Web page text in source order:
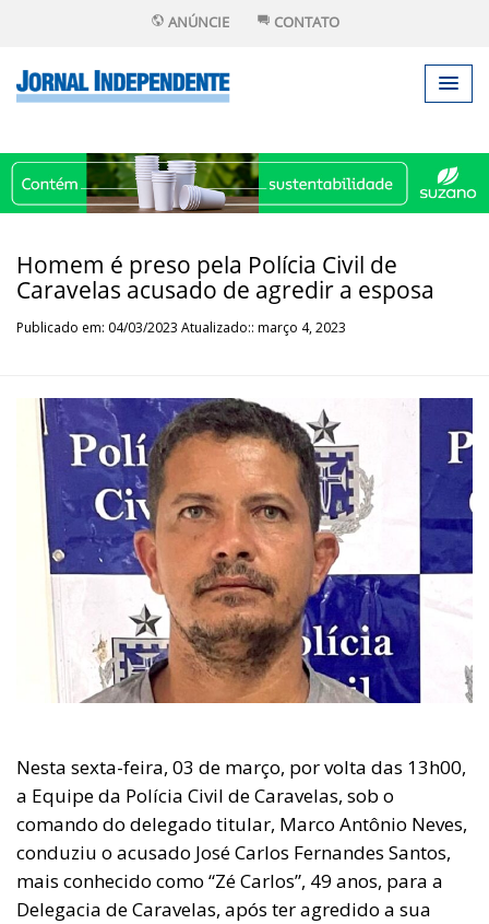
ANÚNCIE CONTATO
Homem é preso pela Polícia Civil de
Caravelas acusado de agredir a esposa
Publicado em: 04/03/2023 Atualizado:: março 4, 2023
Nesta sexta-feira, 03 de março, por volta das 13h00,
a Equipe da Polícia Civil de Caravelas, sob o
comando do delegado titular, Marco Antônio Neves,
conduziu o acusado José Carlos Fernandes Santos,
mais conhecido como “Zé Carlos”, 49 anos, para a
Delegacia de Caravelas, após ter agredido a sua